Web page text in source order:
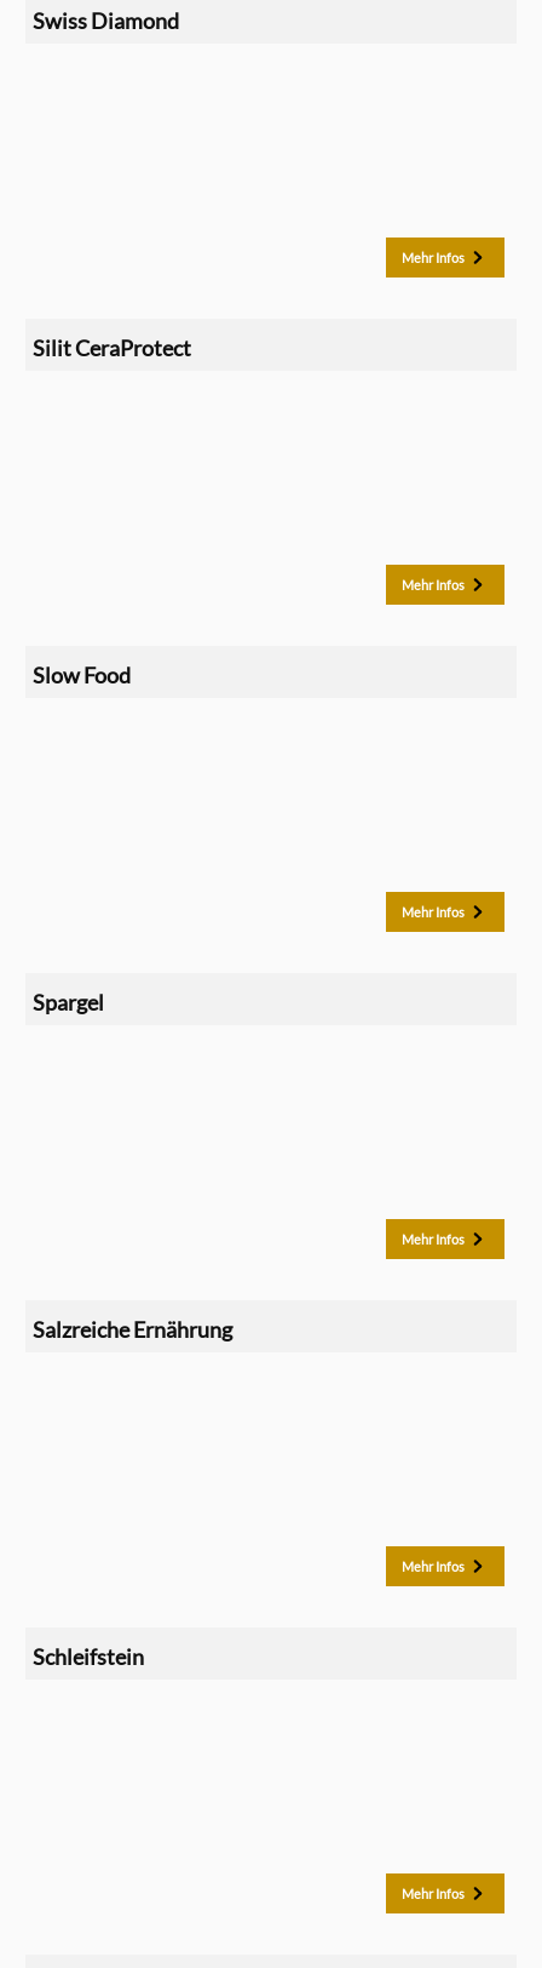
Swiss Diamond
Mehr Infos
Silit CeraProtect
Mehr Infos
Slow Food
Mehr Infos
Spargel
Mehr Infos
Salzreiche Ernährung
Mehr Infos
Schleifstein
Mehr Infos